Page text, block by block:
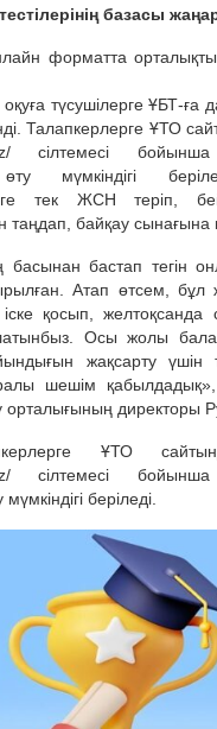
базасы
форматта
түсушілерге ҰБТ-ға
Талапкерлерге ҰТО
сілтемесі
өту мүмкіндігі
тек ЖСН теріп,
байқау сынағына
бастап тегін
Атап өтсем, бұл
қосып, желтоқсанда
Осы жолы
жақсарту үшін
шешім
орталығының директоры
ҰТО
сілтемесі
беріледі.